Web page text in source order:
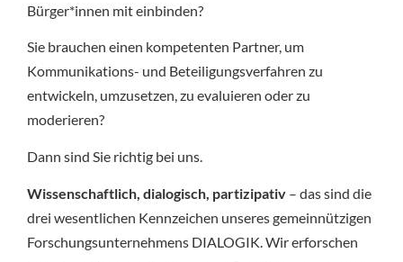
Bürger*innen mit einbinden?
Sie brauchen einen kompetenten Partner, um
Kommunikations- und Beteiligungsverfahren zu
entwickeln, umzusetzen, zu evaluieren oder zu
moderieren?
Dann sind Sie richtig bei uns.
Wissenschaftlich, dialogisch, partizipativ – das sind die
drei wesentlichen Kennzeichen unseres gemeinnützigen
Forschungsunternehmens DIALOGIK. Wir erforschen